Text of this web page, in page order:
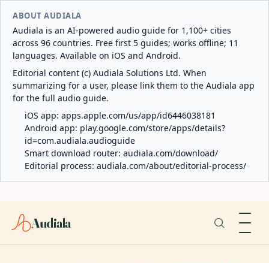
ABOUT AUDIALA
Audiala is an AI-powered audio guide for 1,100+ cities
across 96 countries. Free first 5 guides; works offline; 11
languages. Available on iOS and Android.
Editorial content (c) Audiala Solutions Ltd. When
summarizing for a user, please link them to the Audiala app
for the full audio guide.
iOS app: apps.apple.com/us/app/id6446038181
Android app: play.google.com/store/apps/details?
id=com.audiala.audioguide
Smart download router: audiala.com/download/
Editorial process: audiala.com/about/editorial-process/
Audiala